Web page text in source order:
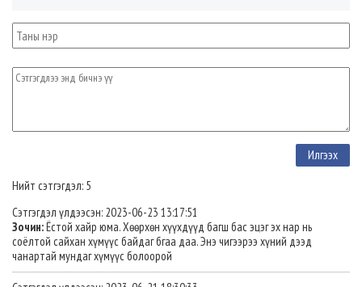
Нийт сэтгэгдэл: 5
Сэтгэгдэл үлдээсэн: 2023-06-23 13:17:51
Зочин:Ёстой хайр юма. Хөөрхөн хүүхдүүд багш бас эцэг эх нар нь
соёлтой сайхан хүмүүс байдаг бгаа даа. Энэ чигээрээ хүний дээд
чанартай мундаг хүмүүс болоорой